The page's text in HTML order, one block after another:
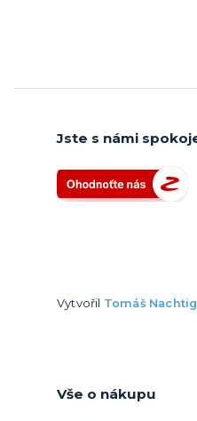
Jste s námi
Vytvořil Tomáš
Vše o nákupu